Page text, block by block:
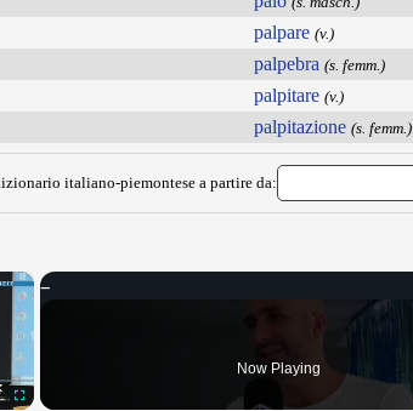
palpare (v.)
palpebra (s. femm.)
palpitare (v.)
palpitazione (s. femm.)
italiano-piemontese a partire da:
×
Now Playing